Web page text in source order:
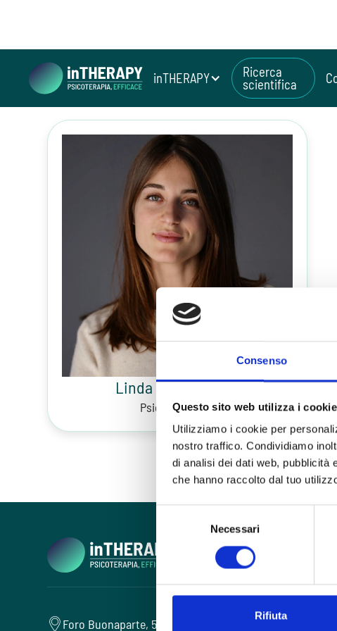
Consenso
Questo sito web utilizza i cookie
Utilizziamo i cookie per
nostro traffico. Condividiamo
di analisi dei dati web, pubblicità
che hanno raccolto dal tuo
consenso
Necessari
Rifiuta
inTHERAPY Ricerca
scientifica
Linda Papavangjeli
Psicoterapeuta
Foro Buonaparte, 57 - 20121 Milano